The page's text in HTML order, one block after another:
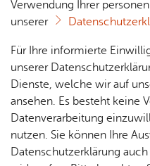
Rat­
haus &
Bür­
ger­
ser­vice
Rat­
häu­ser
Nach­
rich­
ten,
Vi­de­os
& Bil­
der
Me­di­
Jobs
In rus­ti­ka­ler
unser Re­stau­rant
wei­len ein.
gro­ßer Bier­gar­ten
Verwendung Ihrer
unserer
Für Ihre informierte
unserer
Dienste, welche wir auf
ansehen. Es besteht keine
Datenverarbeitung
nutzen. Sie können Ihre
Datenschutzerklärung